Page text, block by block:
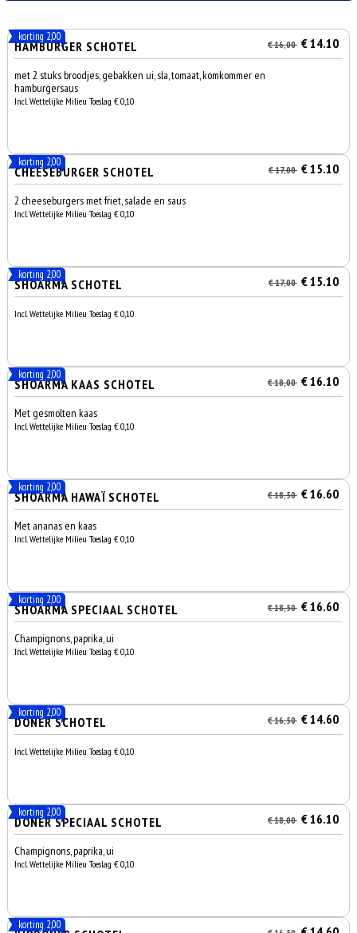
korting 2,00
HAMBURGER SCHOTEL € 16,00 € 14.10
met 2 stuks broodjes, gebakken ui, sla, tomaat, komkommer en
hamburgersaus
Incl. Wettelijke Milieu Toeslag € 0,10
korting 2,00
CHEESEBURGER SCHOTEL € 17,00 € 15.10
2 cheeseburgers met friet, salade en saus
Incl. Wettelijke Milieu Toeslag € 0,10
korting 2,00
SHOARMA SCHOTEL € 17,00 € 15.10
Incl. Wettelijke Milieu Toeslag € 0,10
korting 2,00
SHOARMA KAAS SCHOTEL € 18,00 € 16.10
Met gesmolten kaas
Incl. Wettelijke Milieu Toeslag € 0,10
korting 2,00
SHOARMA HAWAÏ SCHOTEL € 18,50 € 16.60
Met ananas en kaas
Incl. Wettelijke Milieu Toeslag € 0,10
korting 2,00
SHOARMA SPECIAAL SCHOTEL € 18,50 € 16.60
Champignons, paprika, ui
Incl. Wettelijke Milieu Toeslag € 0,10
korting 2,00
DÖNER SCHOTEL € 16,50 € 14.60
Incl. Wettelijke Milieu Toeslag € 0,10
korting 2,00
DÖNER SPECIAAL SCHOTEL € 18,00 € 16.10
Champignons, paprika, ui
Incl. Wettelijke Milieu Toeslag € 0,10
korting 2,00